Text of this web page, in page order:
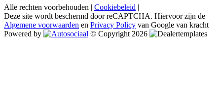
Alle rechten voorbehouden | Cookiebeleid |
Deze site wordt beschermd door reCAPTCHA. Hiervoor zijn de
Algemene voorwaarden en Privacy Policy van Google van kracht
Powered by
© Copyright 2026